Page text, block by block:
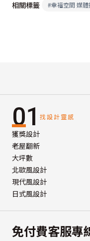
相關標籤
#幸福空間 媒
01 找設計靈感
獲獎設計
老屋翻新
大坪數
北歐風設計
現代風設計
日式風設計
免付費客服專